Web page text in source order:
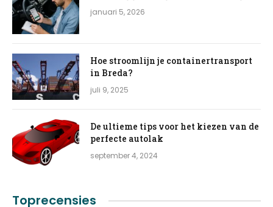
januari 5, 2026
Hoe stroomlijn je containertransport
in Breda?
juli 9, 2025
De ultieme tips voor het kiezen van de
perfecte autolak
september 4, 2024
Toprecensies